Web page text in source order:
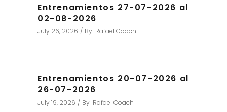
Entrenamientos 27-07-2026 al
02-08-2026
July 26, 2026 By Rafael Coach
Entrenamientos 20-07-2026 al
26-07-2026
July 19, 2026 By Rafael Coach